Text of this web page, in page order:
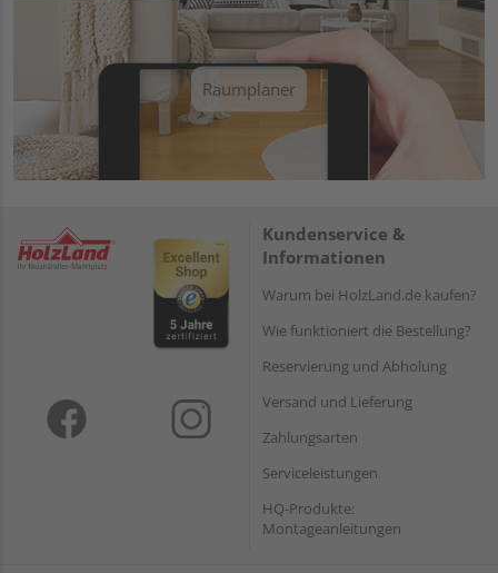
Raumplaner
Kundenservice &
Informationen
Warum bei HolzLand.de kaufen?
Wie funktioniert die Bestellung?
Reservierung und Abholung
Versand und Lieferung
Zahlungsarten
Serviceleistungen
HQ-Produkte:
Montageanleitungen